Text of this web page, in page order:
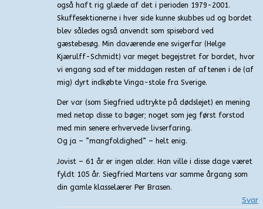
også haft rig glæde af det i perioden 1979-2001.
Skuffesektionerne i hver side kunne skubbes ud og bordet
blev således også anvendt som spisebord ved
gæstebesøg. Min daværende ene svigerfar (Helge
Kjærulff-Schmidt) var meget begejstret for bordet, hvor
vi engang sad efter middagen resten af aftenen i de (af
mig) dyrt indkøbte Vinga-stole fra Sverige.
Der var (som Siegfried udtrykte på dødslejet) en mening
med netop disse to bøger; noget som jeg først forstod
med min senere erhvervede livserfaring.
Og ja – ”mangfoldighed” – helt enig.
Jovist – 61 år er ingen alder. Han ville i disse dage været
fyldt 105 år. Siegfried Martens var samme årgang som
din gamle klasselærer Per Brasen.
Svar